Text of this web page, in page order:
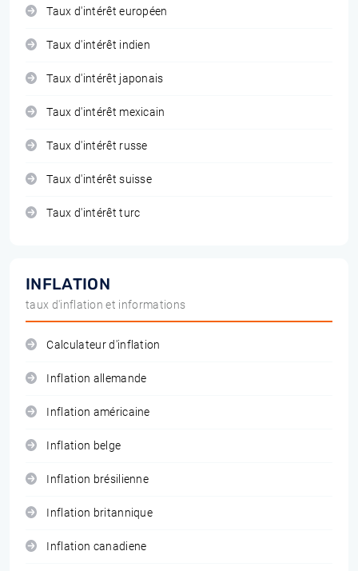
Taux d'intérêt européen
Taux d'intérêt indien
Taux d'intérêt japonais
Taux d'intérêt mexicain
Taux d'intérêt russe
Taux d'intérêt suisse
Taux d'intérêt turc
INFLATION
taux d'inflation et informations
Calculateur d'inflation
Inflation allemande
Inflation américaine
Inflation belge
Inflation brésilienne
Inflation britannique
Inflation canadiene